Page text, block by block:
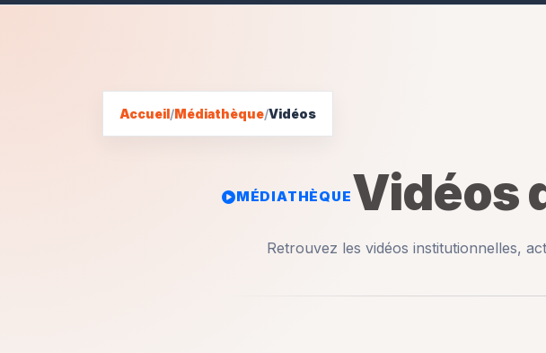
Accueil/Médiathèque/Vidéos
MÉDIATHÈQUEVidéos
Retrouvez les vidéos institutionnelles,